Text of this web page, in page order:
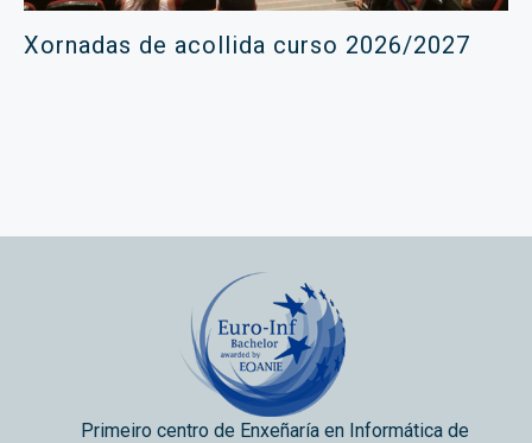
Xornadas de acollida curso 2026/2027
Primeiro centro de Enxeñaría en Informática de